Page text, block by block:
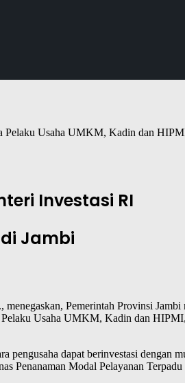
Pelaku Usaha UMKM, Kadin dan
Investasi RI
Jambi
Pemerintah Provinsi
Usaha UMKM, Kadin dan
dapat berinvestasi dengan
Penanaman Modal Pelayanan